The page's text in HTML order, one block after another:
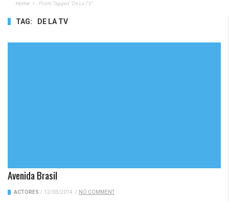
Home Posts Tagged "De La TV"
TAG: DE LA TV
Avenida Brasil
ACTORES / 12/03/2014 / NO COMMENT